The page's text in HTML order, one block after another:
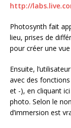
http://
Photosynth fait
lieu, prises de
pour créer une
Ensuite,
avec des
et -), en cliquant
photo. Selon le
d’immersion est